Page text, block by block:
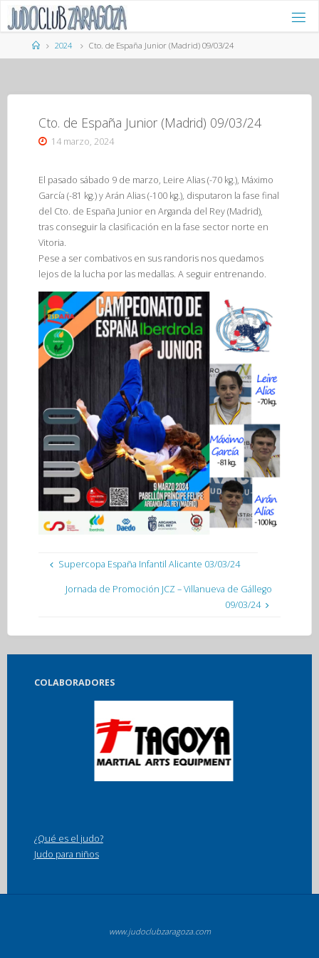
Saltar
contenidoPágina
de
2024 Cto. de España Junior (Madrid) 09/03/24
Cto. de España Junior (Madrid) 09/03/24
14 marzo, 2024
El pasado sábado 9 de marzo, Leire Alias (-70 kg.), Máximo
García (-81 kg.) y Arán Alias (-100 kg.), disputaron la fase final
del Cto. de España Junior en Arganda del Rey (Madrid),
tras conseguir la clasificación en la fase sector norte en
Vitoria.
Pese a ser combativos en sus randoris nos quedamos
lejos de la lucha por las medallas. A seguir entrenando.
Supercopa España Infantil Alicante 03/03/24
Jornada de Promoción JCZ – Villanueva de Gállego
09/03/24
COLABORADORES
¿Qué es el judo?
Judo para niños
www.judoclubzaragoza.com